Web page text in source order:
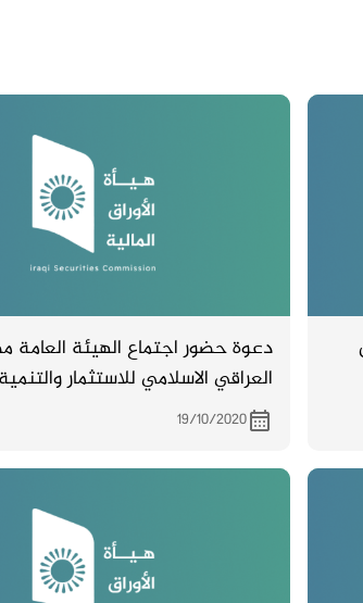
دعوة حضور اجتماع الهيئة العامة
العراقي الاسلامي للاستثمار
عقده بتاريخ 31/10/2020
19/10/2020